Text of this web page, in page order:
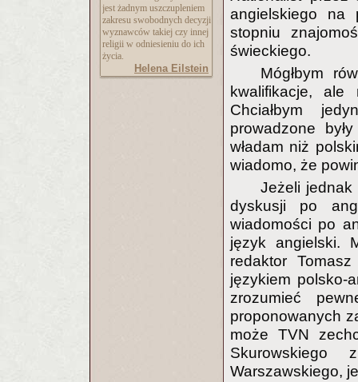
jest żadnym uszczupleniem
zakresu swobodnych decyzji
wyznawców takiej czy innej
religii w odniesieniu do ich
życia.
Helena Eilstein
angielskiego na
stopniu
świeckiego.
Mógłbym
kwalifikacje,
Chciałbym
prowadzone
władam niż
wiadomo, że
Jeżeli
dyskusji po
wiadomości po
język angielski.
redaktor
językiem polsko-
zrozumieć
proponowanych
może TVN
Skurowskiego
Warszawskiego,